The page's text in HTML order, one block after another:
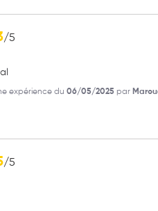
/5
expérience du 06/05/2025 par
/5